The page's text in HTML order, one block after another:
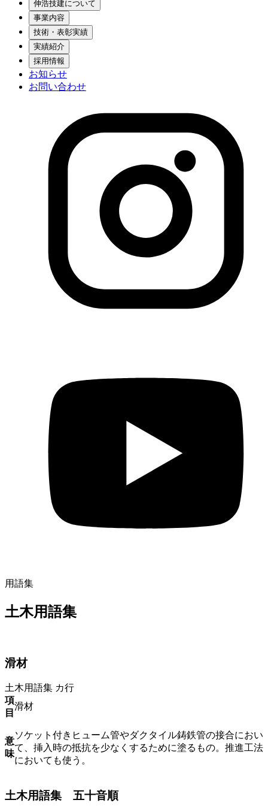
伸浩技建について
事業内容
技術・表彰実績
実績紹介
採用情報
お知らせ
お問い合わせ
用語集
土木用語集
滑材
土木用語集 カ行
項
目
滑材
意
味
ソケット付きヒューム管やダクタイル鋳鉄管の接合におい
て、挿入時の抵抗を少なくするために塗るもの。推進工法
においても使う。
土木用語集 五十音順